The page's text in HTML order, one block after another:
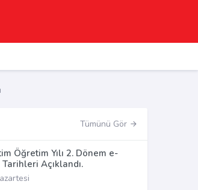
Tümünü Gör
Öğretim Yılı 2. Dönem e-
Açıklandı.